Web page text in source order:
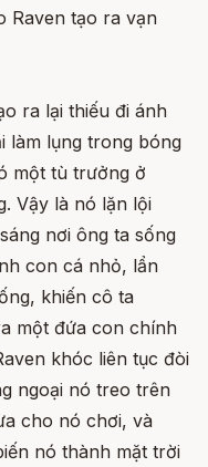
Raven tạo ra vạn
ra lại thiếu đi ánh
làm lụng trong bóng
một tù trưởng ở
Vậy là nó lặn lội
nơi ông ta sống
con cá nhỏ, lẩn
khiến cô ta
một đứa con chính
khóc liên tục đòi
ngoại nó treo trên
cho nó chơi, và
nó thành mặt trời